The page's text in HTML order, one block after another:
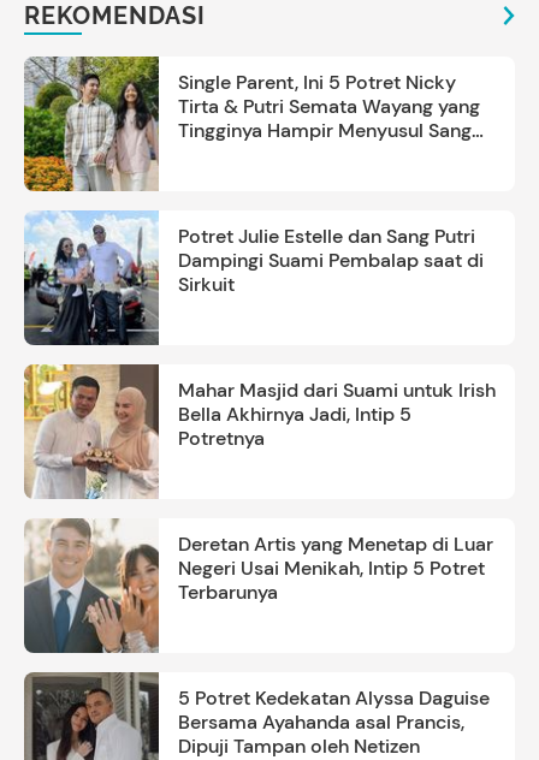
REKOMENDASI
Single Parent, Ini 5 Potret Nicky
Tirta & Putri Semata Wayang yang
Tingginya Hampir Menyusul Sang
Potret Julie Estelle dan Sang Putri
Dampingi Suami Pembalap saat di
Sirkuit
Mahar Masjid dari Suami untuk Irish
Bella Akhirnya Jadi, Intip 5
Potretnya
Deretan Artis yang Menetap di Luar
Negeri Usai Menikah, Intip 5 Potret
Terbarunya
5 Potret Kedekatan Alyssa Daguise
Bersama Ayahanda asal Prancis,
Dipuji Tampan oleh Netizen